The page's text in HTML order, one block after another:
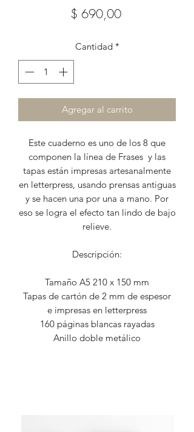
$ 690,00Precio
Cantidad *
Agregar al carrito
Este cuaderno es uno de los 8 que
componen la línea de Frases y las
tapas están impresas artesanalmente
en letterpress, usando prensas antiguas
y se hacen una por una a mano. Por
eso se logra el efecto tan lindo de bajo
relieve.
Descripción:
Tamaño A5 210 x 150 mm
Tapas de cartón de 2 mm de espesor
e impresas en letterpress
160 páginas blancas rayadas
Anillo doble metálico